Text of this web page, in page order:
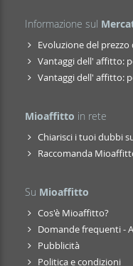
Informazione sul
Evoluzione del
Vantaggi dell' affitto:
Vantaggi dell' affitto:
Mioaffitto in rete
Chiarisci i tuoi dubbi
Raccomanda
Su Mioaffitto
Cos'è Mioaffitto?
Domande frequenti -
Pubblicità
Politica e condizioni